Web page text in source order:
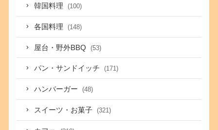
韓国料理 (100)
各国料理 (148)
屋台・野外BBQ (53)
パン・サンドイッチ (171)
ハンバーガー (48)
スイーツ・お菓子 (321)